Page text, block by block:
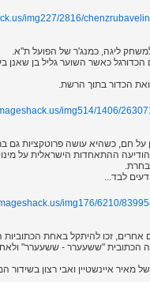
img227/2816/
בעולם הכדורגל כאשר השוער גליל
הכדור בתוך הרשת.
img514/1406/
ההתאחדות הישראלית על
לבד...
img176/6210/
הכתובית "ששעערר - ששעערר"
מאיר איינשטיין ואבי רצון